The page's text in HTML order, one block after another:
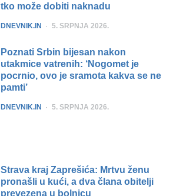
tko može dobiti naknadu
POSTED
DNEVNIK.IN 5. SRPNJA 2026.
Poznati Srbin bijesan nakon
utakmice vatrenih: ‘Nogomet je
pocrnio, ovo je sramota kakva se ne
pamti’
POSTED
DNEVNIK.IN 5. SRPNJA 2026.
Strava kraj Zaprešića: Mrtvu ženu
pronašli u kući, a dva člana obitelji
prevezena u bolnicu